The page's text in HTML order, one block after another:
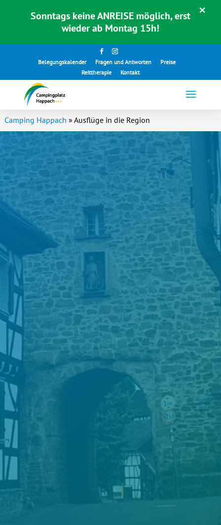
Belegungskalender Fragen und Antworten
Preise
Reittherapie
Kontakt
Camping Happach » Ausflüge in die Region
Sonntags keine ANREISE möglich, erst
wieder ab Montag 15h!
×